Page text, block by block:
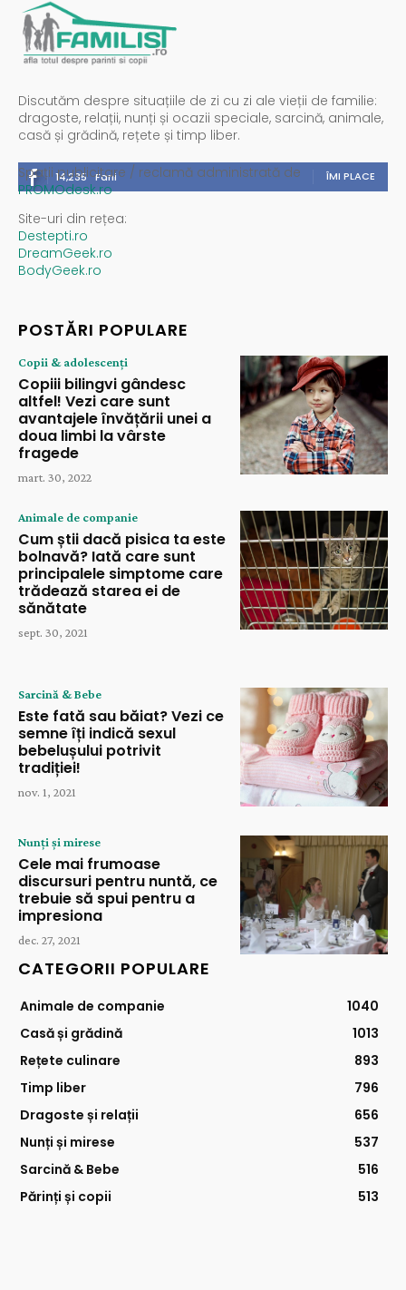
Discutăm despre situațiile de zi cu zi ale vieții de familie:
dragoste, relații, nunți și ocazii speciale, sarcină, animale,
casă și grădină, rețete și timp liber.
14,235 Fani ÎMI PLACE
Spații publicitare / reclamă administrată de
PROMOdesk.ro
Site-uri din rețea:
Destepti.ro
DreamGeek.ro
BodyGeek.ro
POSTĂRI POPULARE
Copii & adolescenți
Copiii bilingvi gândesc
altfel! Vezi care sunt
avantajele învățării unei a
doua limbi la vârste
fragede
mart. 30, 2022
Animale de companie
Cum știi dacă pisica ta este
bolnavă? Iată care sunt
principalele simptome care
trădează starea ei de
sănătate
sept. 30, 2021
Sarcină & Bebe
Este fată sau băiat? Vezi ce
semne îți indică sexul
bebelușului potrivit
tradiției!
nov. 1, 2021
Nunți și mirese
Cele mai frumoase
discursuri pentru nuntă, ce
trebuie să spui pentru a
impresiona
dec. 27, 2021
CATEGORII POPULARE
Animale de companie
1040
Casă și grădină
1013
Rețete culinare
893
Timp liber
796
Dragoste și relații
656
Nunți și mirese
537
Sarcină & Bebe
516
Părinți și copii
513